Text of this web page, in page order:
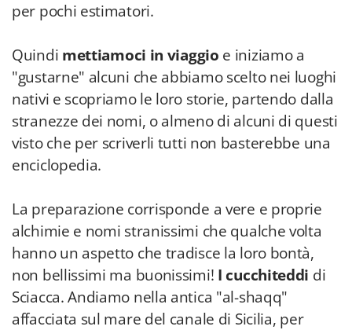
per pochi estimatori.
Quindi mettiamoci in viaggio e iniziamo a
"gustarne" alcuni che abbiamo scelto nei luoghi
nativi e scopriamo le loro storie, partendo dalla
stranezze dei nomi, o almeno di alcuni di questi
visto che per scriverli tutti non basterebbe una
enciclopedia.
La preparazione corrisponde a vere e proprie
alchimie e nomi stranissimi che qualche volta
hanno un aspetto che tradisce la loro bontà,
non bellissimi ma buonissimi! I cucchiteddi di
Sciacca. Andiamo nella antica "al-shaqq"
affacciata sul mare del canale di Sicilia, per